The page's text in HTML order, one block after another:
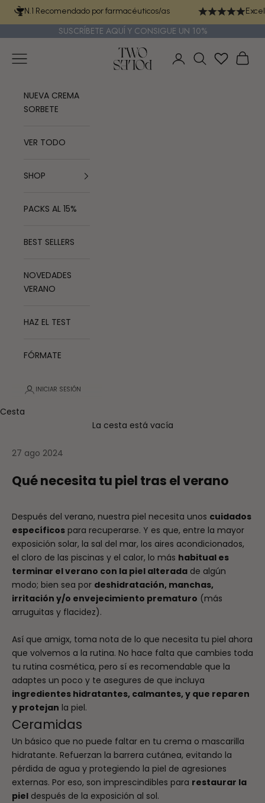
Ir al contenidoN.1 Recomendado por farmacéuticos/as
SUSCRÍBETE AQUÍ Y CONSIGUE UN 10%
TWO POLES COSMETICS
Menú
Iniciar sesión
Buscar
NUEVA CREMA
SORBETE
VER TODO
SHOP
PACKS AL 15%
BEST SELLERS
NOVEDADES
VERANO
HAZ EL TEST
FÓRMATE
INICIAR SESIÓN
Cesta
La cesta está vacía
27 ago 2024
Qué necesita tu piel tras el verano
Después del verano, nuestra piel necesita unos cuidados
específicos para recuperarse. Y es que, entre la mayor
exposición solar, la sal del mar, los aires acondicionados,
el cloro de las piscinas y el calor, lo más habitual es
terminar el verano con la piel alterada de algún
modo; bien sea por deshidratación, manchas,
irritación y/o envejecimiento prematuro (más
arruguitas y flacidez).
Así que amigx, toma nota de lo que necesita tu piel ahora
que volvemos a la rutina. No hace falta que cambies toda
tu rutina cosmética, pero sí es recomendable que la
adaptes un poco y te asegures de que incluya
ingredientes hidratantes, calmantes, y que reparen
y protejan la piel.
Ceramidas
Un básico que no puede faltar en tu crema o mascarilla
hidratante. Refuerzan la barrera cutánea, evitando la
pérdida de agua y protegiendo la piel de agresiones
externas. Por eso, son imprescindibles para restaurar la
piel después de la exposición al sol.